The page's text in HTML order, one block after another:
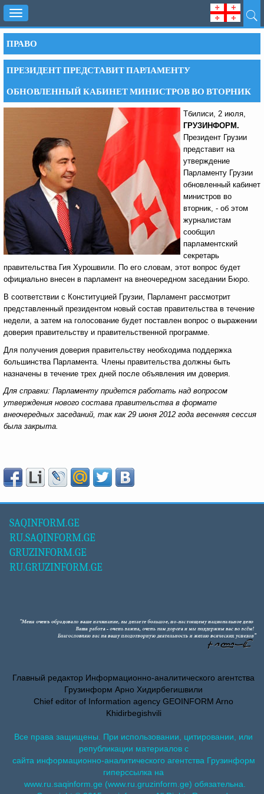
Toggle
navigation
ПРАВО
ПРЕЗИДЕНТ ПРЕДСТАВИТ ПАРЛАМЕНТУ
ОБНОВЛЕННЫЙ КАБИНЕТ МИНИСТРОВ ВО ВТОРНИК
Тбилиси, 2 июля,
ГРУЗИНФОРМ.
Президент Грузии
представит на
утверждение
Парламенту Грузии
обновленный кабинет
министров во
вторник, - об этом
журналистам
сообщил
парламентский
секретарь
правительства Гия Хурошвили. По его словам, этот вопрос будет
официально внесен в парламент на внеочередном заседании Бюро.
В соответствии с Конституцией Грузии, Парламент рассмотрит
представленный президентом новый состав правительства в течение
недели, а затем на голосование будет поставлен вопрос о выражении
доверия правительству и правительственной программе.
Для получения доверия правительству необходима поддержка
большинства Парламента. Члены правительства должны быть
назначены в течение трех дней после объявления им доверия.
Для справки: Парламенту придется работать над вопросом
утверждения нового состава правительства в формате
внеочередных заседаний, так как 29 июня 2012 года весенняя сессия
была закрыта.
SAQINFORM.GE
RU.SAQINFORM.GE
GRUZINFORM.GE
RU.GRUZINFORM.GE
Главный редактор Информационно-аналитического агентства
Грузинформ Арно Хидирбегишвили
Chief editor of Information agency GEOINFORM Arno
Khidirbegishvili
Все права защищены. При использовании, цитировании, или
републикации материалов с
сайта информационно-аналитического агентства Грузинформ
гиперссылка на
www.ru.saqinform.ge (www.ru.gruzinform.ge) обязательна.